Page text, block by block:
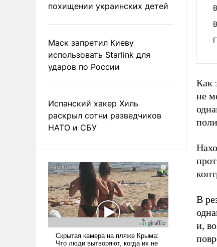
похищении украинских детей
Маск запретил Киеву
использовать Starlink для
ударов по России
Испанский хакер Хиль
раскрыл сотни разведчиков
НАТО и СБУ
Как
не
В
и,